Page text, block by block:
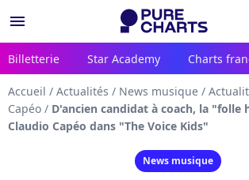
menu
Billetterie Star Academy Charts
Accueil / Actualités / News musique /
Capéo / D'ancien candidat à coach, la "folle
Claudio Capéo dans "The Voice Kids"
News musique